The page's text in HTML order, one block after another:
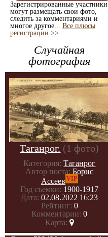
Зарегистрированные участники
могут размещать свои фото,
следить за комментариями и
многое другое... Все плюсы
регистрации >>
Случайная
фотография
Таганрог. (1 фото)
Категория: Таганрог
Автор поста: Борис
Ассеев VIP
Год съемки: 1900-1917
Дата: 02.08.2022 16:23
Рейтинг: 0
Комментарии: 0
Карта: